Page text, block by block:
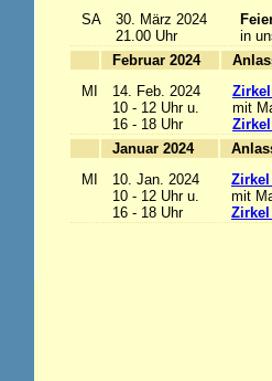
SA
30. März 2024
21.00 Uhr
in
Februar 2024
MI
14. Feb. 2024
10 - 12 Uhr u.
16 - 18 Uhr
mit
Januar 2024
MI
10. Jan. 2024
10 - 12 Uhr u.
16 - 18 Uhr
mit